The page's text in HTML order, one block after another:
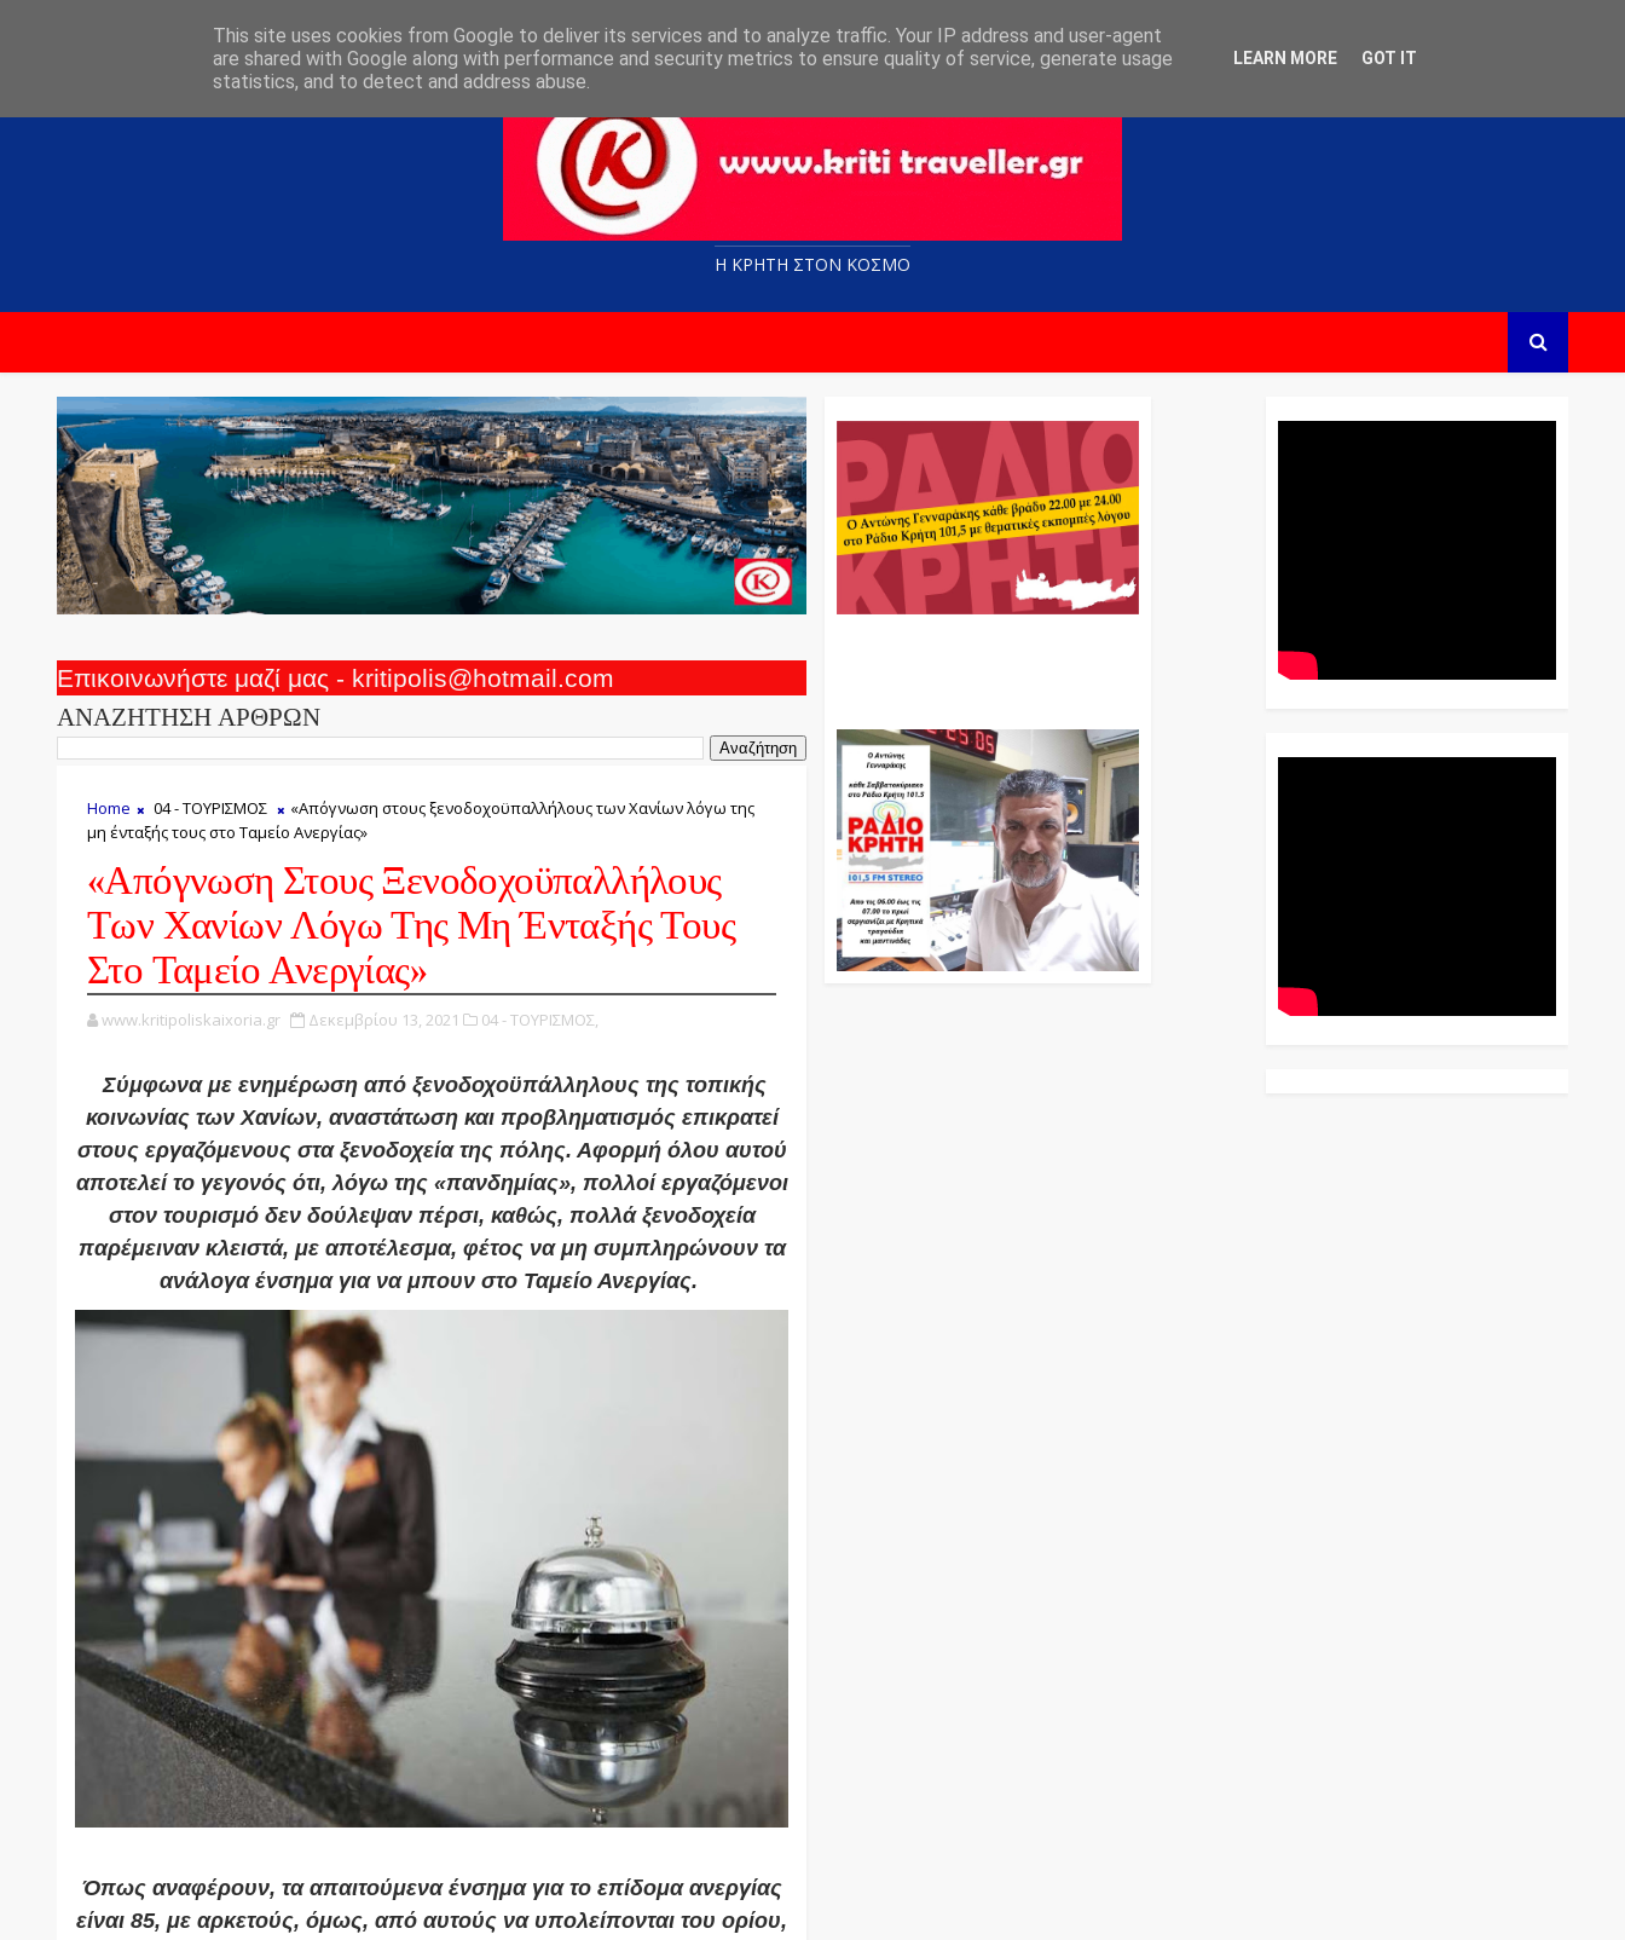
Η ΚΡΗΤΗ ΣΤΟN KOΣΜΟ
Επικοινωνήστε μαζί μας - kritipolis@hotmail.com
ΑΝΑΖΗΤΗΣΗ ΑΡΘΡΩΝ
Home 04 - ΤΟΥΡΙΣΜΟΣ
«Απόγνωση στους ξενοδοχοϋπαλλήλους των Χανίων λόγω της
μη ένταξής τους στο Ταμείο Ανεργίας»
«Απόγνωση Στους Ξενοδοχοϋπαλλήλους
Των Χανίων Λόγω Της Μη Ένταξής Τους
Στο Ταμείο Ανεργίας»
www.kritipoliskaixoria.gr Δεκεμβρίου 13, 2021 04 - ΤΟΥΡΙΣΜΟΣ,
Σύμφωνα με ενημέρωση από ξενοδοχοϋπάλληλους της τοπικής
κοινωνίας των Χανίων, αναστάτωση και προβληματισμός επικρατεί
στους εργαζόμενους στα ξενοδοχεία της πόλης. Αφορμή όλου αυτού
αποτελεί το γεγονός ότι, λόγω της «πανδημίας», πολλοί εργαζόμενοι
στον τουρισμό δεν δούλεψαν πέρσι, καθώς, πολλά ξενοδοχεία
παρέμειναν κλειστά, με αποτέλεσμα, φέτος να μη συμπληρώνουν τα
ανάλογα ένσημα για να μπουν στο Ταμείο Ανεργίας.
Όπως αναφέρουν, τα απαιτούμενα ένσημα για το επίδομα ανεργίας
είναι 85, με αρκετούς, όμως, από αυτούς να υπολείπονται του ορίου,
This site uses cookies from Google to deliver its services and to analyze traffic. Your IP address and user-agent
are shared with Google along with performance and security metrics to ensure quality of service, generate usage
statistics, and to detect and address abuse.
LEARN MORE GOT IT